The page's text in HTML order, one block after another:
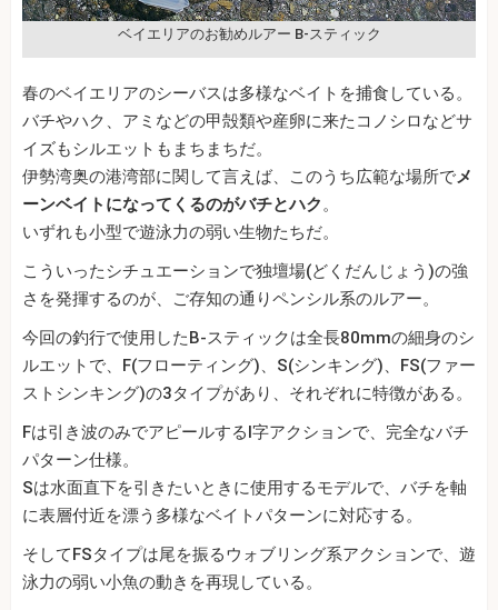
ベイエリアのお勧めルアー B-スティック
春のベイエリアのシーバスは多様なベイトを捕食している。
バチやハク、アミなどの甲殻類や産卵に来たコノシロなどサ
イズもシルエットもまちまちだ。
伊勢湾奥の港湾部に関して言えば、このうち広範な場所でメ
ーンベイトになってくるのがバチとハク。
いずれも小型で遊泳力の弱い生物たちだ。
こういったシチュエーションで独壇場(どくだんじょう)の強
さを発揮するのが、ご存知の通りペンシル系のルアー。
今回の釣行で使用したB‐スティックは全長80mmの細身のシ
ルエットで、F(フローティング)、S(シンキング)、FS(ファー
ストシンキング)の3タイプがあり、それぞれに特徴がある。
Fは引き波のみでアピールするI字アクションで、完全なバチ
パターン仕様。
Sは水面直下を引きたいときに使用するモデルで、バチを軸
に表層付近を漂う多様なベイトパターンに対応する。
そしてFSタイプは尾を振るウォブリング系アクションで、遊
泳力の弱い小魚の動きを再現している。